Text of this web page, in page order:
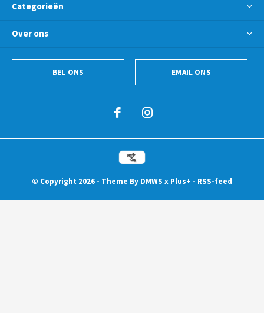
Categorieën
Over ons
BEL ONS EMAIL ONS
© Copyright 2026 - Theme By DMWS x Plus+ - RSS-feed